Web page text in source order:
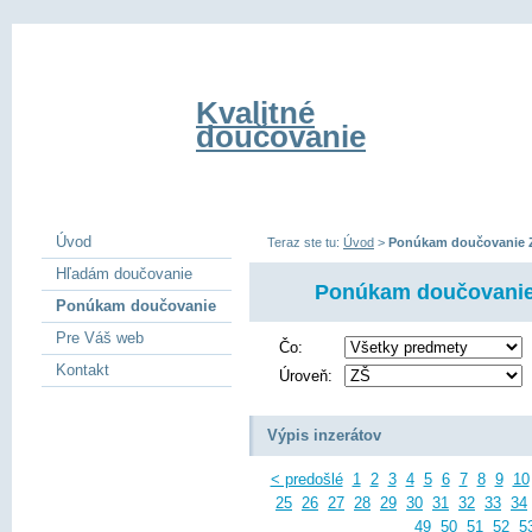
Kvalitné
doučovanie
Teraz ste tu: Úvod > Ponúkam doučovanie
Ponúkam
Čo:
Úroveň:
Výpis inzerátov
< predošlé 1 2 3 4 5 6 7 8 9
10
25 26 27 28 29 30 31 32 33 34
49 50 51 52
Úvod
Hľadám doučovanie
Ponúkam doučovanie
Pre Váš web
Kontakt